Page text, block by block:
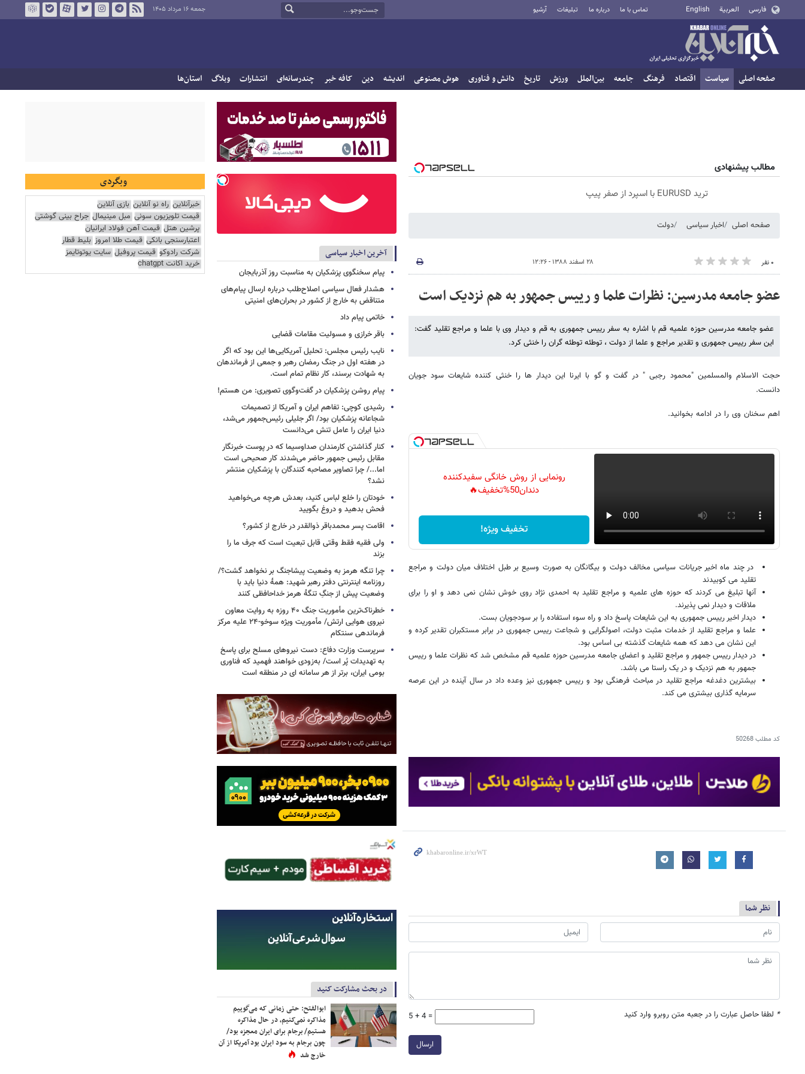
فارسی العربية English تماس با ما درباره ما تبلیغات آرشیو جمعه ۱۶ مرداد ۱۴۰۵
صفحه اصلی سیاست اقتصاد فرهنگ جامعه بین‌الملل ورزش تاریخ دانش و فناوری هوش مصنوعی اندیشه دین کافه خبر چندرسانه‌ای انتشارات وبلاگ استان‌ها
مطالب پیشنهادی
ترید EURUSD با اسپرد از صفر پیپ
صفحه اصلی اخبار سیاسی دولت
۰ نفر ۲۸ اسفند ۱۳۸۸ - ۱۲:۲۶
عضو جامعه مدرسین: نظرات علما و رییس جمهور به هم نزدیک است
عضو جامعه مدرسین حوزه علمیه قم با اشاره به سفر رییس جمهوری به قم و دیدار وی با علما و مراجع تقلید گفت:
این سفر رییس جمهوری و تقدیر مراجع و علما از دولت ، توطئه توطئه گران را خنثی کرد.
حجت الاسلام والمسلمین "محمود رجبی " در گفت و گو با ایرنا این دیدار ها را خنثی کننده شایعات سود جویان
دانست.
اهم سخنان وی را در ادامه بخوانید.
رونمایی از روش خانگی سفیدکننده
دندان50%تخفیف🔥
تخفیف ویژه!
در چند ماه اخیر جریانات سیاسی مخالف دولت و بیگانگان به صورت وسیع بر طبل اختلاف میان دولت و مراجع
تقلید می کوبیدند
آنها تبلیغ می کردند که حوزه های علمیه و مراجع تقلید به احمدی نژاد روی خوش نشان نمی دهد و او را برای
ملاقات و دیدار نمی پذیرند.
دیدار اخیر رییس جمهوری به این شایعات پاسخ داد و راه سوء استفاده را بر سودجویان بست.
علما و مراجع تقلید از خدمات مثبت دولت، اصولگرایی و شجاعت رییس جمهوری در برابر مستکبران تقدیر کرده و
این نشان می دهد که همه شایعات گذشته بی اساس بود.
در دیدار رییس جمهور و مراجع تقلید و اعضای جامعه مدرسین حوزه علمیه قم مشخص شد که نظرات علما و رییس
جمهور به هم نزدیک و در یک راستا می باشد.
بیشترین دغدغه مراجع تقلید در مباحث فرهنگی بود و رییس جمهوری نیز وعده داد در سال آینده در این عرصه
سرمایه گذاری بیشتری می کند.
کد مطلب50268
نظر شما
* لطفا حاصل عبارت را در جعبه متن روبرو وارد کنید 5 + 4 =
ارسال
آخرین اخبار سیاسی
پیام سخنگوی پزشکیان به مناسبت روز آذربایجان
هشدار فعال سیاسی اصلاح‌طلب درباره ارسال پیام‌های
متناقض به خارج از کشور در بحران‌های امنیتی
خاتمی پیام داد
باقر خرازی و مسولیت مقامات قضایی
نایب رئیس مجلس: تحلیل آمریکایی‌ها این بود که اگر
در هفته اول در جنگ رمضان رهبر و جمعی از فرماندهان
به شهادت برسند، کار نظام تمام است.
پیام روشن پزشکیان در گفت‌وگوی تصویری: من هستم!
رشیدی کوچی: تفاهم ایران و آمریکا از تصمیمات
شجاعانه پزشکیان بود/ اگر جلیلی رئیس‌جمهور می‌شد،
دنیا ایران را عامل تنش می‌دانست
کنار گذاشتن کارمندان صداوسیما که در پوست خبرنگار
مقابل رئیس جمهور حاضر می‌شدند کار صحیحی است
اما.../ چرا تصاویر مصاحبه کنندگان با پزشکیان منتشر
نشد؟
خودتان را خلع لباس کنید، بعدش هرچه می‌خواهید
فحش بدهید و دروغ بگویید
اقامت پسر محمدباقر ذوالقدر در خارج از کشور؟
ولی فقیه فقط وقتی قابل تبعیت است که جرف ما را
بزند
چرا تنگه هرمز به وضعیت پیشاجنگ بر نخواهد گشت؟/
روزنامه اینترنتی دفتر رهبر شهید: همۀ دنیا باید با
وضعیت پیش از جنگِ تنگۀ هرمز خداحافظی کنند
خطرناک‌ترین مأموریت جنگ ۴۰ روزه به روایت معاون
نیروی هوایی ارتش/ مأموریت ویژه سوخو-۲۴ علیه مرکز
فرماندهی سنتکام
سرپرست وزارت دفاع: دست نیروهای مسلح برای پاسخ
به تهدیدات پُر است/ به‌زودی خواهند فهمید که فناوری
بومی ایران، برتر از هر سامانه ای در منطقه است
در بحث مشارکت کنید
ابوالفتح: حتی زمانی که می‌گوییم
مذاکره نمی‌کنیم، در حال مذاکره
هستیم/ برجام برای ایران معجزه بود/
چون برجام به سود ایران بود آمریکا از آن
خارج شد
وبگردی
خبرآنلاین راه نو آنلاین بازی آنلاین
قیمت تلویزیون سونی مبل مینیمال جراح بینی گوشتی
پرشین هتل قیمت آهن فولاد ایرانیان
اعتبارسنجی بانکی قیمت طلا امروز بلیط قطار
شرکت رادوکو قیمت پروفیل سایت یوتوتایمز
خرید اکانت chatgpt